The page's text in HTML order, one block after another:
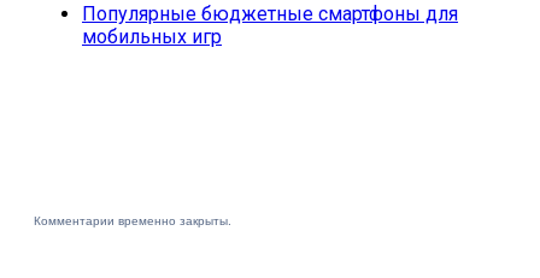
Популярные бюджетные смартфоны для
мобильных игр
Комментарии временно закрыты.